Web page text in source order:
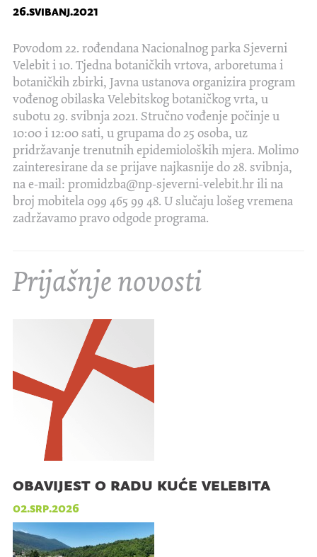
26.svibanj.2021
Povodom 22. rođendana Nacionalnog parka Sjeverni
Velebit i 10. Tjedna botaničkih vrtova, arboretuma i
botaničkih zbirki, Javna ustanova organizira program
vođenog obilaska Velebitskog botaničkog vrta, u
subotu 29. svibnja 2021. Stručno vođenje počinje u
10:00 i 12:00 sati, u grupama do 25 osoba, uz
pridržavanje trenutnih epidemioloških mjera. Molimo
zainteresirane da se prijave najkasnije do 28. svibnja,
na e-mail: promidzba@np-sjeverni-velebit.hr ili na
broj mobitela 099 465 99 48. U slučaju lošeg vremena
zadržavamo pravo odgode programa.
Prijašnje novosti
obavijest o radu kuće velebita
02.srp.2026